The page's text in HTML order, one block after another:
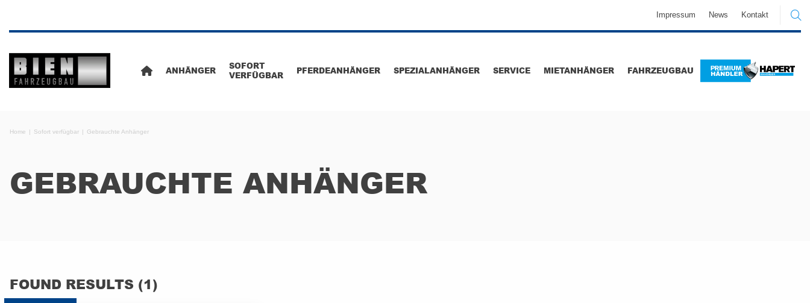
Impressum News Kontakt
ANHÄNGER
SOFORT
VERFÜGBAR
PFERDEANHÄNGER SPEZIALANHÄNGER SERVICE MIETANHÄNGER FAHRZEUGBAU
Home Sofort verfügbar Gebrauchte Anhänger
GEBRAUCHTE ANHÄNGER
FOUND RESULTS (1)